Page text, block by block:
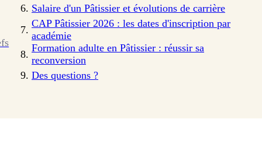
Salaire d'un Pâtissier et évolutions de carrière
CAP Pâtissier 2026 : les dates d'inscription par
académie
Formation adulte en Pâtissier : réussir sa
reconversion
Des questions ?